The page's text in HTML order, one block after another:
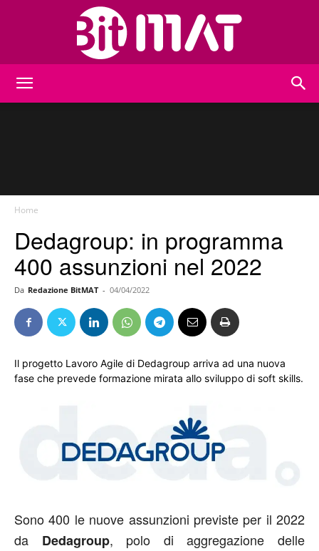
Home
Dedagroup: in programma
400 assunzioni nel 2022
Da Redazione BitMAT - 04/04/2022
Il progetto Lavoro Agile di Dedagroup arriva ad una nuova
fase che prevede formazione mirata allo sviluppo di soft skills.
Sono 400 le nuove assunzioni previste per il 2022
da Dedagroup, polo di aggregazione delle